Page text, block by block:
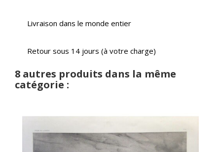
Livraison dans le monde entier
Retour sous 14 jours (à votre charge)
8 autres produits dans la même
catégorie :